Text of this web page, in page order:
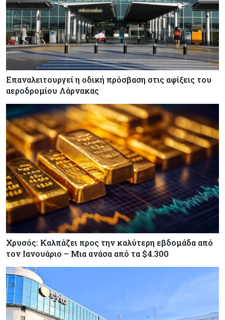
Επαναλειτουργεί η οδική πρόσβαση στις αφίξεις του
αεροδρομίου Λάρνακας
Χρυσός: Καλπάζει προς την καλύτερη εβδομάδα από
τον Ιανουάριο – Μια ανάσα από τα $4.300